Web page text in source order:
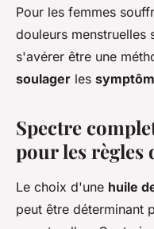
Pour les femmes
douleurs menstruelles
s'avérer être une
soulager les
Spectre
pour les règles
Le choix d'une huile
peut être déterminant